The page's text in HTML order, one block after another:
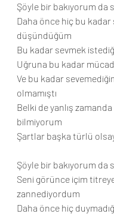
Şöyle bir bakıyorum da
Daha önce hiç bu kadar
düşündüğüm
Bu kadar sevmek
Uğruna bu kadar
Ve bu kadar
olmamıştı
Belki de yanlış zamanda
bilmiyorum
Şartlar başka türlü
Şöyle bir bakıyorum da
Seni görünce içim
zannediyordum
Daha önce hiç